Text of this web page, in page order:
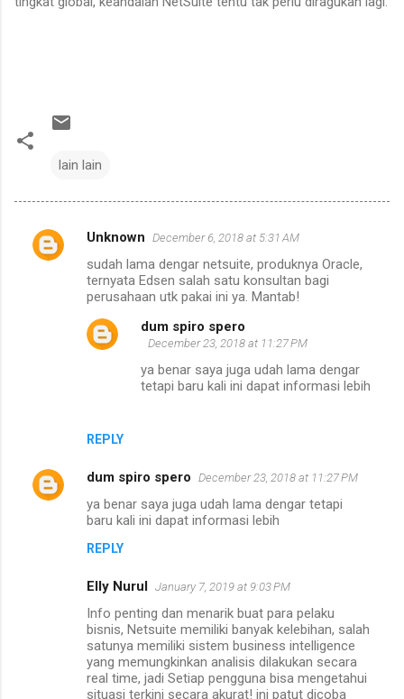
lain lain
C
Unknown December 6, 2018 at 5:31 AM
sudah lama dengar netsuite, produknya Oracle,
ternyata Edsen salah satu konsultan bagi
perusahaan utk pakai ini ya. Mantab!
REPLY
dum spiro spero
December 23, 2018 at 11:27 PM
ya benar saya juga udah lama dengar
tetapi baru kali ini dapat informasi lebih
dum spiro spero December 23, 2018 at 11:27 PM
ya benar saya juga udah lama dengar tetapi
baru kali ini dapat informasi lebih
REPLY
Elly Nurul January 7, 2019 at 9:03 PM
Info penting dan menarik buat para pelaku
bisnis, Netsuite memiliki banyak kelebihan, salah
satunya memiliki sistem business intelligence
yang memungkinkan analisis dilakukan secara
real time, jadi Setiap pengguna bisa mengetahui
situasi terkini secara akurat! ini patut dicoba